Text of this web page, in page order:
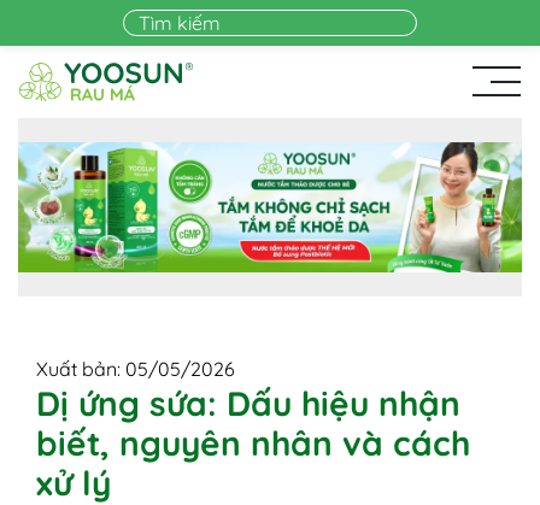
Skip to main content
Xuất bản: 05/05/2026
Dị ứng sứa: Dấu hiệu nhận
biết, nguyên nhân và cách
xử lý